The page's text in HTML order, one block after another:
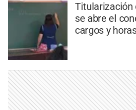
Titularización
se abre el
cargos y